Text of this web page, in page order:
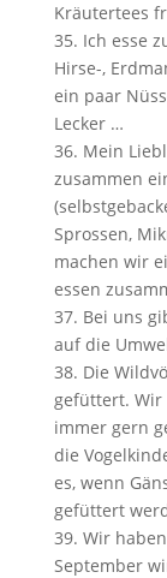
Kräutertees
Ich esse
Hirse-,
ein paar
Lecker …
Mein
zusammen
Sprossen,
machen wir
essen
Bei uns
auf die
Die
gefüttert. Wir
immer gern
die
es, wenn
gefüttert
Wir
September